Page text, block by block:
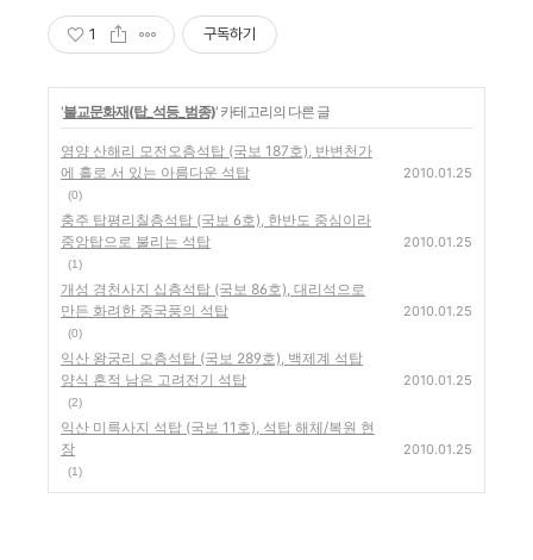
1 구독하기
'불교문화재(탑_석등_범종)' 카테고리의 다른 글
영양 산해리 모전오층석탑 (국보 187호), 반변천가
에 홀로 서 있는 아름다운 석탑
(0)
2010.01.25
충주 탑평리칠층석탑 (국보 6호), 한반도 중심이라
중앙탑으로 불리는 석탑
(1)
2010.01.25
개성 경천사지 십층석탑 (국보 86호), 대리석으로
만든 화려한 중국풍의 석탑
(0)
2010.01.25
익산 왕궁리 오층석탑 (국보 289호), 백제계 석탑
양식 흔적 남은 고려전기 석탑
(2)
2010.01.25
익산 미륵사지 석탑 (국보 11호), 석탑 해체/복원 현
장
(1)
2010.01.25